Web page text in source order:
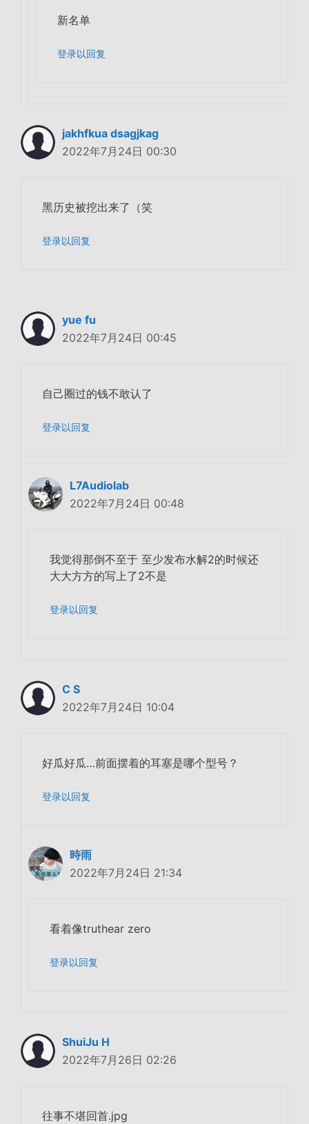
新名单
登录以回复
jakhfkua dsagjkag
2022年7月24日 00:30
黑历史被挖出来了（笑
登录以回复
yue fu
2022年7月24日 00:45
自己圈过的钱不敢认了
登录以回复
L7Audiolab
2022年7月24日 00:48
我觉得那倒不至于 至少发布水解2的时候还
大大方方的写上了2不是
登录以回复
C S
2022年7月24日 10:04
好瓜好瓜…前面摆着的耳塞是哪个型号？
登录以回复
時雨
2022年7月24日 21:34
看着像truthear zero
登录以回复
ShuiJu H
2022年7月26日 02:26
往事不堪回首.jpg